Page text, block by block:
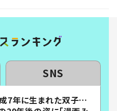
SNS
7年に生まれた双子…